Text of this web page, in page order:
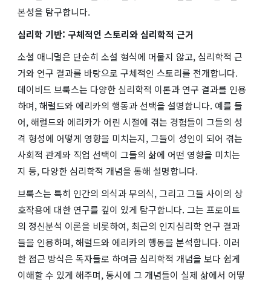
본성을 탐구합니다.
심리학 기반: 구체적인 스토리와 심리학적 근거
소셜 애니멀은 단순히 소설 형식에 머물지 않고, 심리학적 근
거와 연구 결과를 바탕으로 구체적인 스토리를 전개합니다.
데이비드 브룩스는 다양한 심리학적 이론과 연구 결과를 인용
하며, 해럴드와 에리카의 행동과 선택을 설명합니다. 예를 들
어, 해럴드와 에리카가 어린 시절에 겪는 경험들이 그들의 성
격 형성에 어떻게 영향을 미치는지, 그들이 성인이 되어 겪는
사회적 관계와 직업 선택이 그들의 삶에 어떤 영향을 미치는
지 등, 다양한 심리학적 개념을 통해 설명합니다.
브룩스는 특히 인간의 의식과 무의식, 그리고 그들 사이의 상
호작용에 대한 연구를 깊이 있게 탐구합니다. 그는 프로이트
의 정신분석 이론을 비롯하여, 최근의 인지심리학 연구 결과
들을 인용하며, 해럴드와 에리카의 행동을 분석합니다. 이러
한 접근 방식은 독자들로 하여금 심리학적 개념을 보다 쉽게
이해할 수 있게 해주며, 동시에 그 개념들이 실제 삶에서 어떻